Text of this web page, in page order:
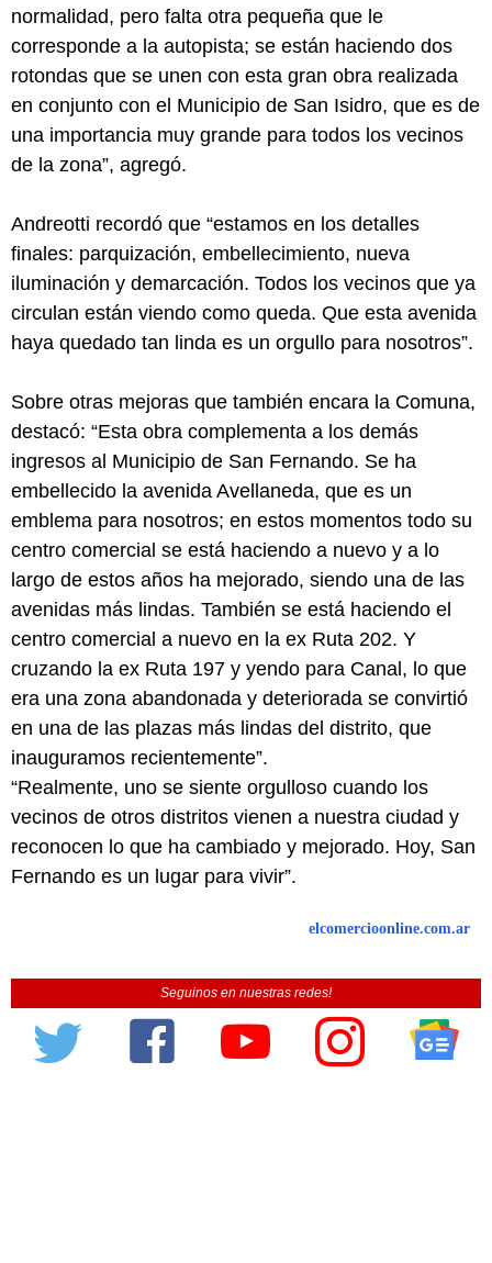
normalidad, pero falta otra pequeña que le
corresponde a la autopista; se están haciendo dos
rotondas que se unen con esta gran obra realizada
en conjunto con el Municipio de San Isidro, que es de
una importancia muy grande para todos los vecinos
de la zona”, agregó.
Andreotti recordó que “estamos en los detalles
finales: parquización, embellecimiento, nueva
iluminación y demarcación. Todos los vecinos que ya
circulan están viendo como queda. Que esta avenida
haya quedado tan linda es un orgullo para nosotros”.
Sobre otras mejoras que también encara la Comuna,
destacó: “Esta obra complementa a los demás
ingresos al Municipio de San Fernando. Se ha
embellecido la avenida Avellaneda, que es un
emblema para nosotros; en estos momentos todo su
centro comercial se está haciendo a nuevo y a lo
largo de estos años ha mejorado, siendo una de las
avenidas más lindas. También se está haciendo el
centro comercial a nuevo en la ex Ruta 202. Y
cruzando la ex Ruta 197 y yendo para Canal, lo que
era una zona abandonada y deteriorada se convirtió
en una de las plazas más lindas del distrito, que
inauguramos recientemente”.
“Realmente, uno se siente orgulloso cuando los
vecinos de otros distritos vienen a nuestra ciudad y
reconocen lo que ha cambiado y mejorado. Hoy, San
Fernando es un lugar para vivir”.
elcomercioonline.com.ar
Seguinos en nuestras redes!